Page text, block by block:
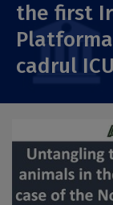
the first
cadrul